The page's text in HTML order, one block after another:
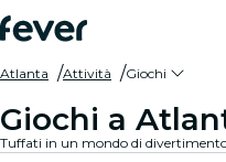
Atlanta Attività Giochi
Giochi a